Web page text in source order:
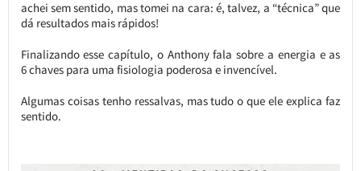
achei sem sentido, mas tomei na cara: é, talvez, a “técnica” que
dá resultados mais rápidos!
Finalizando esse capítulo, o Anthony fala sobre a energia e as
6 chaves para uma fisiologia poderosa e invencível.
Algumas coisas tenho ressalvas, mas tudo o que ele explica faz
sentido.